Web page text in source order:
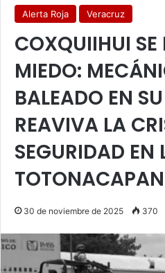
Alerta Roja Veracruz
COXQUIIHUI SE
MIEDO:
BALEADO EN
REAVIVA LA
SEGURIDAD EN
TOTONACAPAN
30 de noviembre de 2025 370